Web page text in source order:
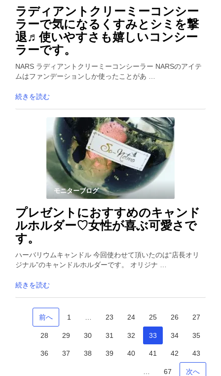
ラディアントクリーミーコンシー
ラーで気になるくすみとシミを撃
退♬使いやすさも嬉しいコンシー
ラーです。
NARS ラディアントクリーミーコンシーラー NARSのアイテ
ムはファンデーションしか使ったことがあ …
続きを読む
モニターブログ
プレゼントにおすすめのキャンド
ルホルダー♡女性が喜ぶ可愛さで
す。
ハーバリウムキャンドル 今回使わせて頂いたのは“店長オリ
ジナル”のキャンドルホルダーです。 オリジナ …
続きを読む
前へ 1 23 24 25 26 27
28 29 30 31 32 33 34 35
36 37 38 39 40 41 42 43
67 次へ